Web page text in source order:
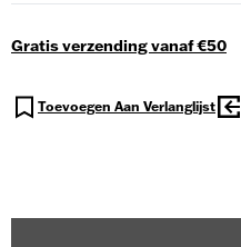
Gratis verzending vanaf €50
Toevoegen Aan Verlanglijst